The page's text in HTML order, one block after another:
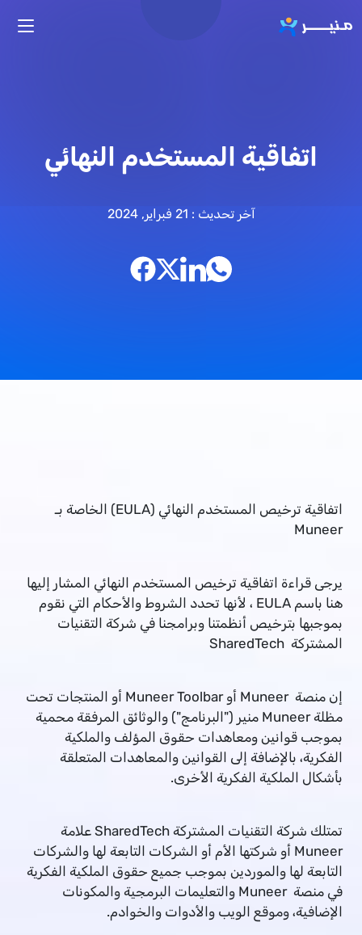
اتفاقية المستخدم النهائي
آخر تحديث : 21 فبراير, 2024
اتفاقية ترخيص المستخدم النهائي (EULA) الخاصة بـ
Muneer
يرجى قراءة اتفاقية ترخيص المستخدم النهائي المشار إليها
هنا باسم EULA ، لأنها تحدد الشروط والأحكام التي نقوم
بموجبها بترخيص أنظمتنا وبرامجنا في شركة التقنيات
المشتركة SharedTech
إن منصة Muneer أو Muneer Toolbar أو المنتجات تحت
مظلة Muneer منير ("البرنامج") والوثائق المرفقة محمية
بموجب قوانين ومعاهدات حقوق المؤلف والملكية
الفكرية، بالإضافة إلى القوانين والمعاهدات المتعلقة
بأشكال الملكية الفكرية الأخرى.
تمتلك شركة التقنيات المشتركة SharedTech علامة
Muneer أو شركتها الأم أو الشركات التابعة لها والشركات
التابعة لها والموردين بموجب جميع حقوق الملكية الفكرية
في منصة Muneer والتعليمات البرمجية والمكونات
الإضافية، وموقع الويب والأدوات والخوادم.